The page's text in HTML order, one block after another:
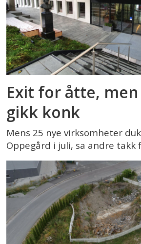
Exit for åtte,
gikk konk
Mens 25 nye virksomheter
Oppegård i juli, sa andre takk